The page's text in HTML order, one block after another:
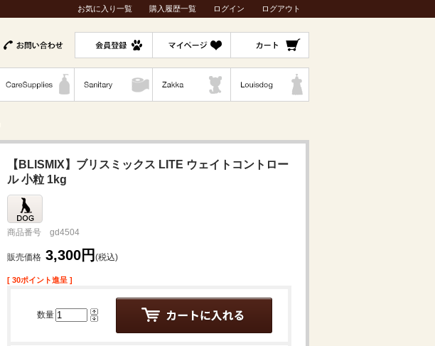
ログアウト
ログイン
購入履歴一覧
お気に入り一覧
【BLISMIX】ブリスミックス LITE ウェイトコントロー
ル 小粒 1kg
商品番号 gd4504
販売価格 3,300円 (税込)
[ 30ポイント進呈 ]
数量